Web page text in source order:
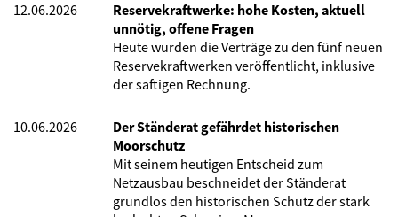
12.06.2026
Reservekraftwerke: hohe Kosten, aktuell
unnötig, offene Fragen
Heute wurden die Verträge zu den fünf neuen
Reservekraftwerken veröffentlicht, inklusive
der saftigen Rechnung.
10.06.2026
Der Ständerat gefährdet historischen
Moorschutz
Mit seinem heutigen Entscheid zum
Netzausbau beschneidet der Ständerat
grundlos den historischen Schutz der stark